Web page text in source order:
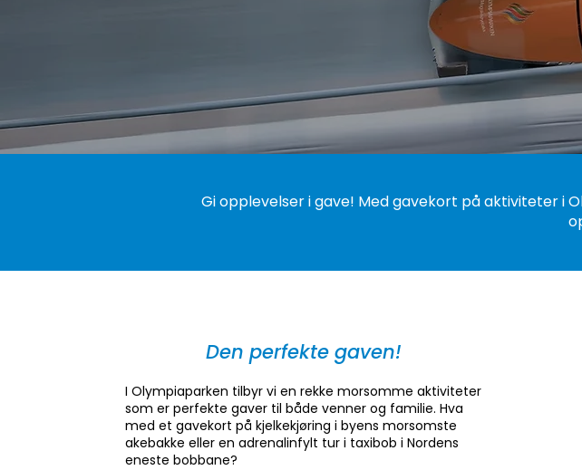
Gi opplevelser i gave! Med gavekort på aktiviteter i
Den perfekte gaven!
I Olympiaparken tilbyr vi en rekke morsomme aktiviteter
som er perfekte gaver til både venner og familie. Hva
med et gavekort på kjelkekjøring i byens morsomste
akebakke eller en adrenalinfylt tur i taxibob i Nordens
eneste bobbane?